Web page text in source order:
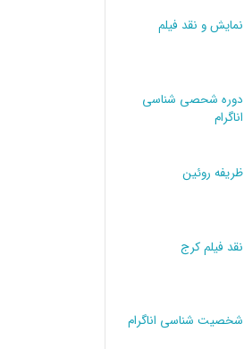
نمایش و نقد فیلم
دوره شحصی شناسی
اناگرام
ظریفه روئین
نقد فیلم کرج
شخصیت شناسی اناگرام